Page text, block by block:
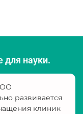
для науки.
развивается
клиник